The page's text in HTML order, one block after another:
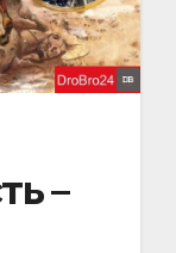
–